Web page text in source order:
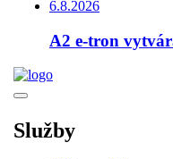
6.8.2026
A2 e-tron
Služby